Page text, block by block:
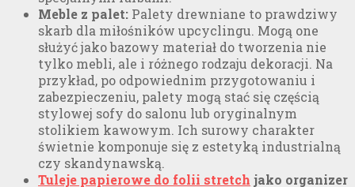
Meble z palet: Palety drewniane to prawdziwy
skarb dla miłośników upcyclingu. Mogą one
służyć jako bazowy materiał do tworzenia nie
tylko mebli, ale i różnego rodzaju dekoracji. Na
przykład, po odpowiednim przygotowaniu i
zabezpieczeniu, palety mogą stać się częścią
stylowej sofy do salonu lub oryginalnym
stolikiem kawowym. Ich surowy charakter
świetnie komponuje się z estetyką industrialną
czy skandynawską.
Tuleje papierowe do folii stretch jako organizer